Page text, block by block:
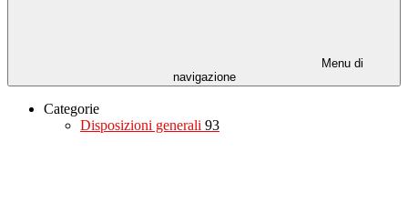
Menu di
navigazione
Categorie
Disposizioni generali 93